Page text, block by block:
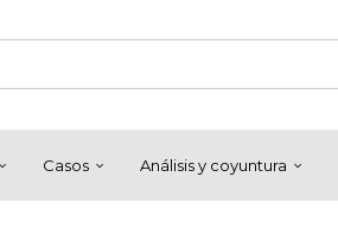
Casos Análisis y coyuntura